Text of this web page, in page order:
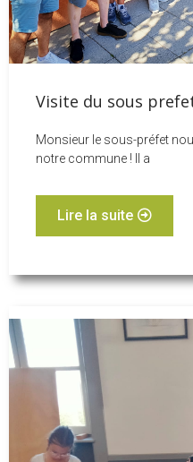
Visite du sous
Monsieur le sous-préfet
notre commune ! Il a
Lire la suite